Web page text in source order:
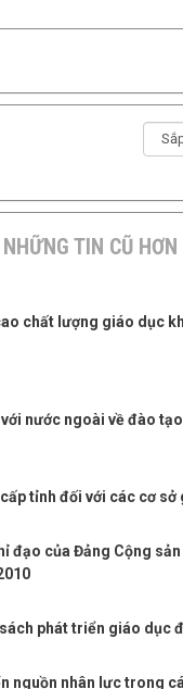
NHỮNG TIN CŨ HƠN
chất lượng giáo dục
nước ngoài về đào
tỉnh đối với các cơ
đạo của Đảng Cộng
phát triển giáo dục
nguồn nhân lực trong